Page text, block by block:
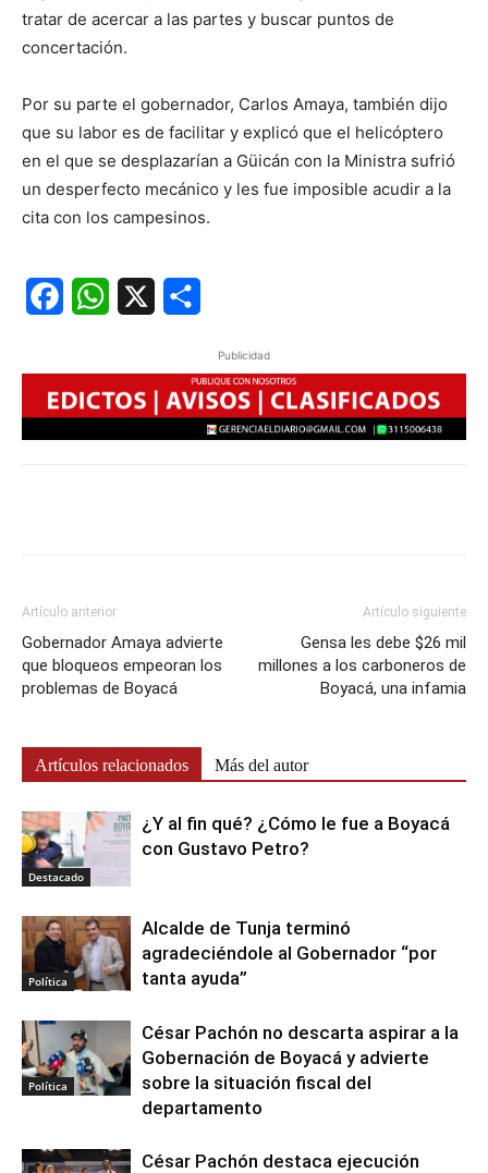
tratar de acercar a las partes y buscar puntos de
concertación.
Por su parte el gobernador, Carlos Amaya, también dijo
que su labor es de facilitar y explicó que el helicóptero
en el que se desplazarían a Güicán con la Ministra sufrió
un desperfecto mecánico y les fue imposible acudir a la
cita con los campesinos.
FacebookWhatsApp
Publicidad
Artículo anterior
Gobernador Amaya advierte
que bloqueos empeoran los
problemas de Boyacá
Artículo siguiente
Gensa les debe $26 mil
millones a los carboneros de
Boyacá, una infamia
Artículos relacionados Más del autor
Destacado
¿Y al fin qué? ¿Cómo le fue a Boyacá
con Gustavo Petro?
Política
Alcalde de Tunja terminó
agradeciéndole al Gobernador “por
tanta ayuda”
Política
César Pachón no descarta aspirar a la
Gobernación de Boyacá y advierte
sobre la situación fiscal del
departamento
César Pachón destaca ejecución